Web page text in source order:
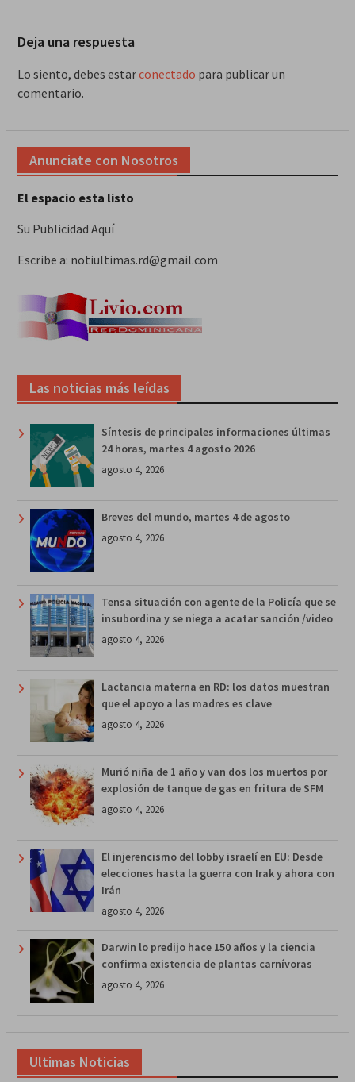
Deja una respuesta
Lo siento, debes estarconectado para publicar un
comentario.
Anunciate con Nosotros
El espacio esta listo
Su Publicidad Aquí
Escribe a: notiultimas.rd@gmail.com
Las noticias más leídas
Síntesis de principales informaciones últimas
24 horas, martes 4 agosto 2026
agosto 4, 2026
Breves del mundo, martes 4 de agosto
agosto 4, 2026
Tensa situación con agente de la Policía que se
insubordina y se niega a acatar sanción /video
agosto 4, 2026
Lactancia materna en RD: los datos muestran
que el apoyo a las madres es clave
agosto 4, 2026
Murió niña de 1 año y van dos los muertos por
explosión de tanque de gas en fritura de SFM
agosto 4, 2026
El injerencismo del lobby israelí en EU: Desde
elecciones hasta la guerra con Irak y ahora con
Irán
agosto 4, 2026
Darwin lo predijo hace 150 años y la ciencia
confirma existencia de plantas carnívoras
agosto 4, 2026
Ultimas Noticias